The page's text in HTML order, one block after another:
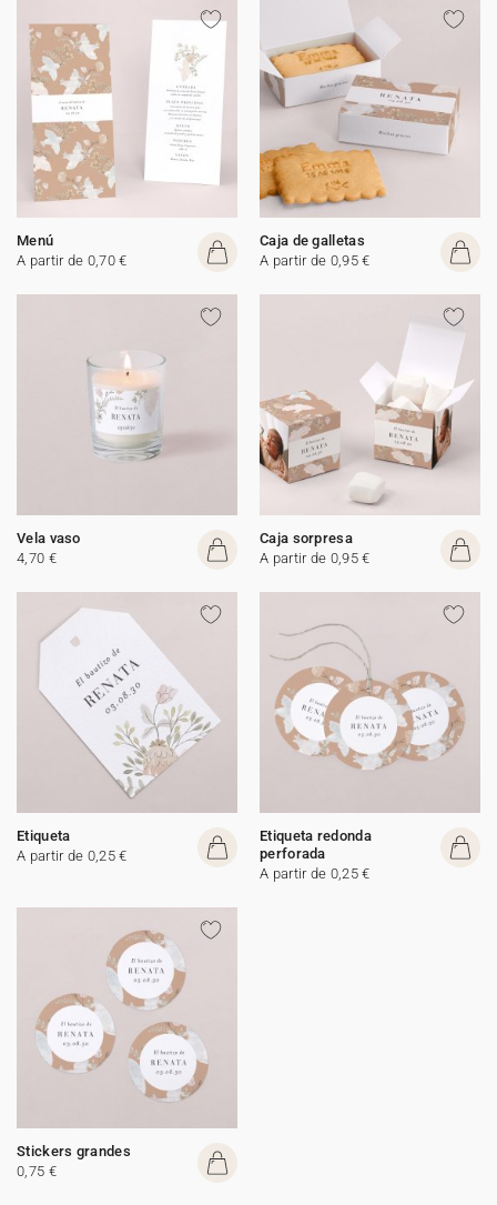
Menú
A partir de 0,70 €
Caja de galletas
A partir de 0,95 €
Vela vaso
4,70 €
Caja sorpresa
A partir de 0,95 €
Etiqueta
A partir de 0,25 €
Etiqueta redonda
perforada
A partir de 0,25 €
Stickers grandes
0,75 €